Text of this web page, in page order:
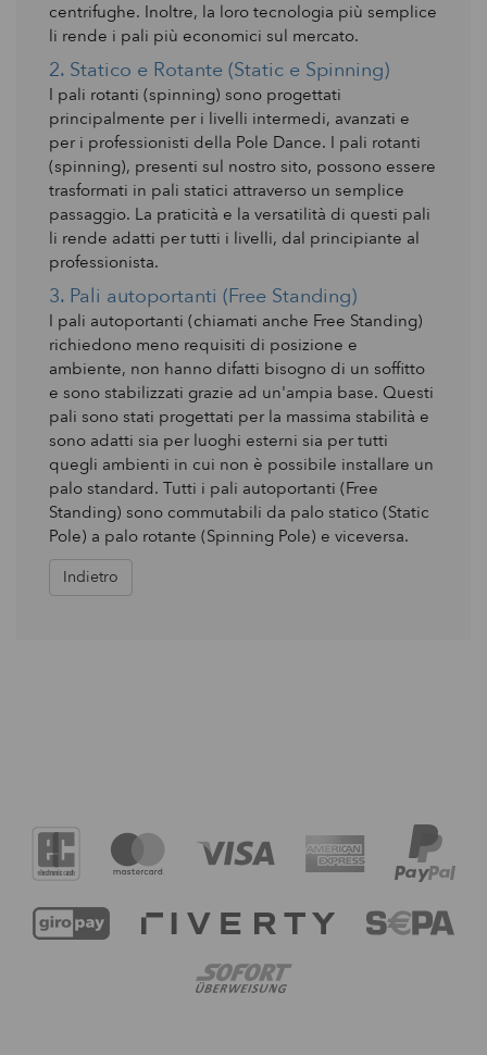
centrifughe. Inoltre, la loro tecnologia più semplice
li rende i pali più economici sul mercato.
2. Statico e Rotante (Static e Spinning)
I pali rotanti (spinning) sono progettati
principalmente per i livelli intermedi, avanzati e
per i professionisti della Pole Dance. I pali rotanti
(spinning), presenti sul nostro sito, possono essere
trasformati in pali statici attraverso un semplice
passaggio. La praticità e la versatilità di questi pali
li rende adatti per tutti i livelli, dal principiante al
professionista.
3. Pali autoportanti (Free Standing)
I pali autoportanti (chiamati anche Free Standing)
richiedono meno requisiti di posizione e
ambiente, non hanno difatti bisogno di un soffitto
e sono stabilizzati grazie ad un'ampia base. Questi
pali sono stati progettati per la massima stabilità e
sono adatti sia per luoghi esterni sia per tutti
quegli ambienti in cui non è possibile installare un
palo standard. Tutti i pali autoportanti (Free
Standing) sono commutabili da palo statico (Static
Pole) a palo rotante (Spinning Pole) e viceversa.
Indietro